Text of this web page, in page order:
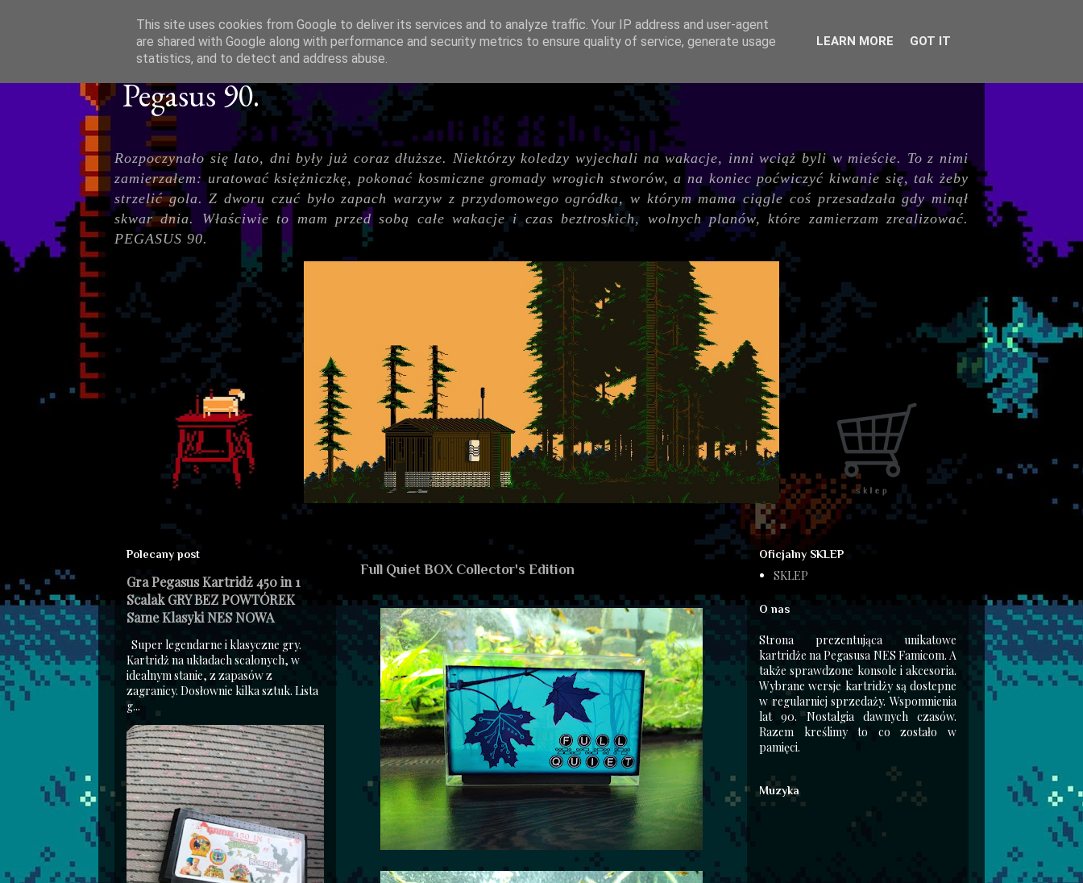
Pegasus 90.
Rozpoczynało się lato, dni były już coraz dłuższe. Niektórzy koledzy wyjechali na wakacje, inni wciąż byli w mieście. To z nimi
zamierzałem: uratować księżniczkę, pokonać kosmiczne gromady wrogich stworów, a na koniec poćwiczyć kiwanie się, tak żeby
strzelić gola. Z dworu czuć było zapach warzyw z przydomowego ogródka, w którym mama ciągle coś przesadzała gdy minął
skwar dnia. Właściwie to mam przed sobą całe wakacje i czas beztroskich, wolnych planów, które zamierzam zrealizować.
PEGASUS 90.
Full Quiet BOX Collector's Edition
Polecany post
Gra Pegasus Kartridż 450 in 1
Scalak GRY BEZ POWTÓREK
Same Klasyki NES NOWA
Super legendarne i klasyczne gry.
Kartridż na układach scalonych, w
idealnym stanie, z zapasów z
zagranicy. Dosłownie kilka sztuk. Lista
g...
Oficjalny SKLEP
SKLEP
O nas
Strona prezentująca unikatowe
kartridże na Pegasusa NES Famicom. A
także sprawdzone konsole i akcesoria.
Wybrane wersje kartridży są dostepne
w regularniej sprzedaży. Wspomnienia
lat 90. Nostalgia dawnych czasów.
Razem kreślimy to co zostało w
pamięci.
Muzyka
This site uses cookies from Google to deliver its services and to analyze traffic. Your IP address and user-agent
are shared with Google along with performance and security metrics to ensure quality of service, generate usage
statistics, and to detect and address abuse.
LEARN MORE GOT IT